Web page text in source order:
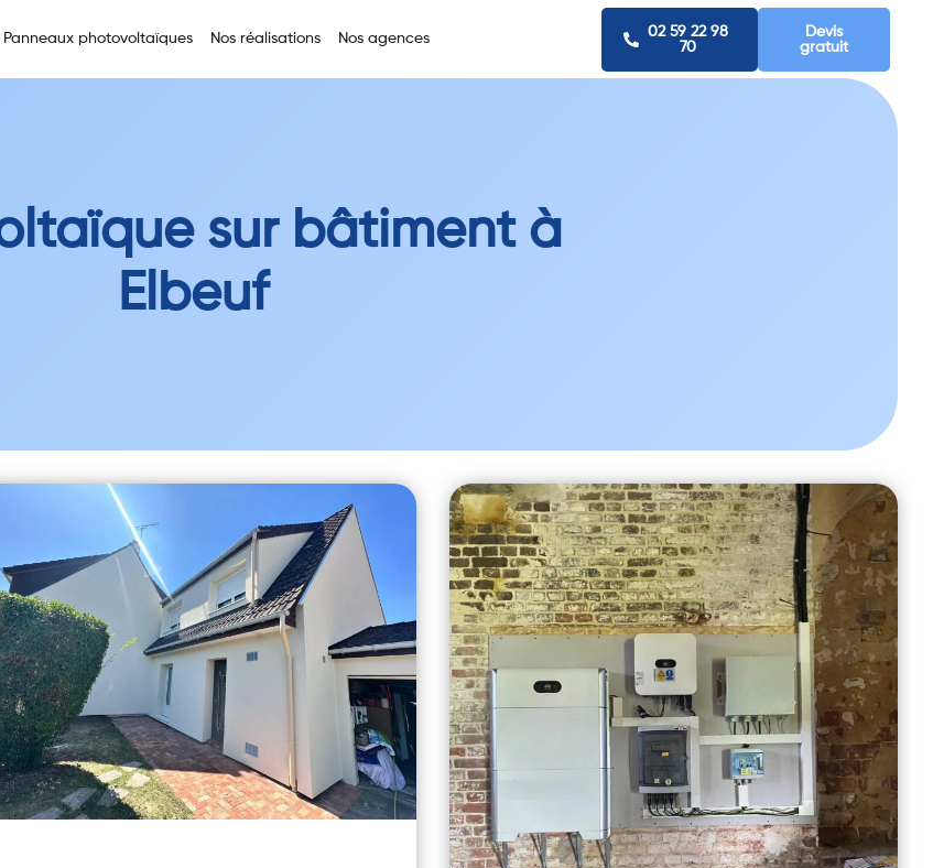
Panneaux photovoltaïques Nos réalisations Nos agences
02 59 22 98
70
Devis
gratuit
sur bâtiment à
Elbeuf